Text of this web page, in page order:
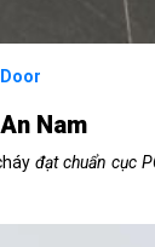
Nam
đạt chuẩn cục